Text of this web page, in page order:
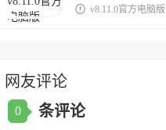
 v8.11.0官方电脑版 |
网友评论
0 条评论